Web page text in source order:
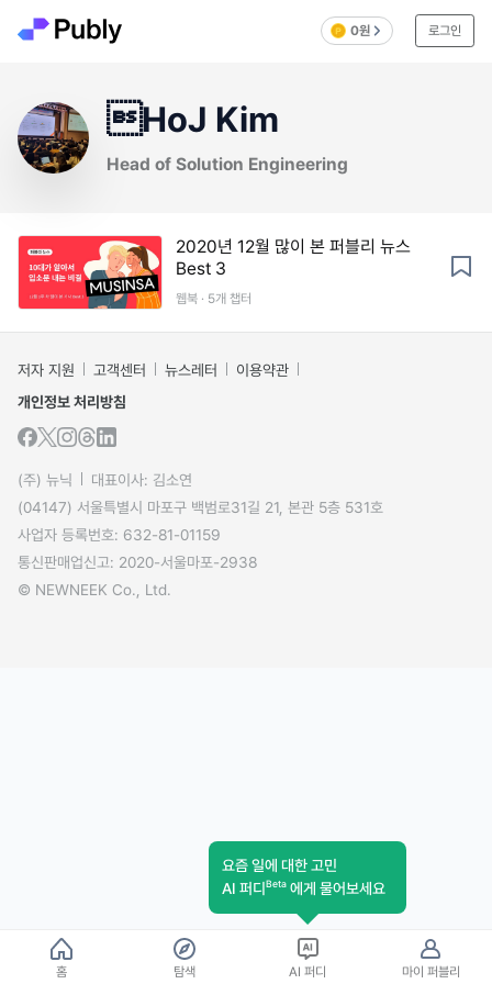
0원 로그인
HoJ Kim
Head of Solution Engineering
2020년 12월 많이 본 퍼블리 뉴스
Best 3
웹북 · 5개 챕터
저자 지원 고객센터 뉴스레터
이용약관
개인정보 처리방침
(주) 뉴닉
대표이사: 김소연
(04147) 서울특별시 마포구 백범로31길 21, 본관 5층 531호
사업자 등록번호: 632-81-01159
통신판매업신고: 2020-서울마포-2938
© NEWNEEK Co., Ltd.
홈 탐색
요즘 일에 대한 고민
AI 퍼디Beta 에게 물어보세요
AI 퍼디 마이 퍼블리